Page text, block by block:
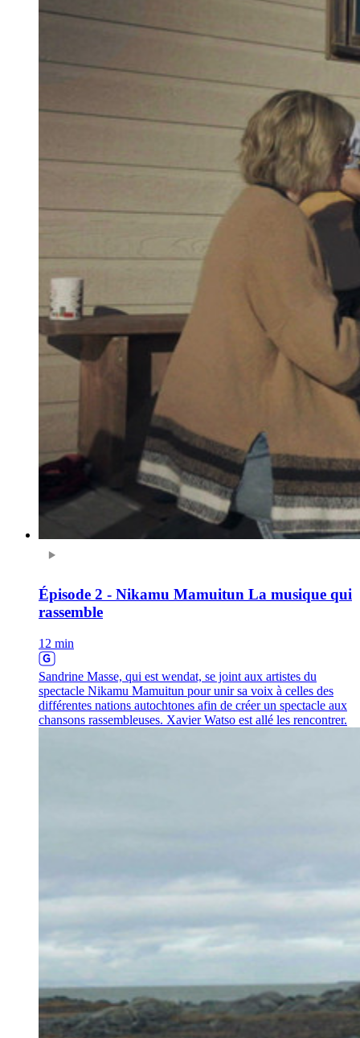
Épisode 2 - Nikamu Mamuitun La musique qui
rassemble
12 min
Sandrine Masse, qui est wendat, se joint aux artistes du
spectacle Nikamu Mamuitun pour unir sa voix à celles des
différentes nations autochtones afin de créer un spectacle aux
chansons rassembleuses. Xavier Watso est allé les rencontrer.